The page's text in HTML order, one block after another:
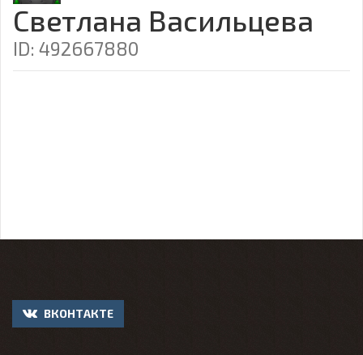
Светлана Васильцева
ID: 492667880
ВКОНТАКТЕ